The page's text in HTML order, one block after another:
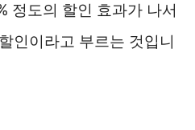
정도의 할인 효과가 나서
인이라고 부르는 것입니